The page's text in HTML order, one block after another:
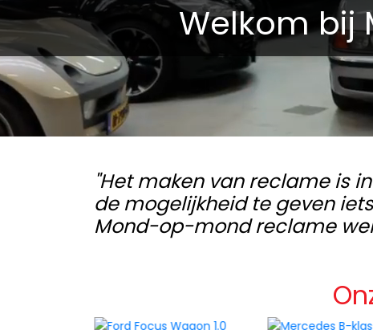
Welkom bij
"Het maken van reclame is
de mogelijkheid te geven
Mond-op-mond reclame